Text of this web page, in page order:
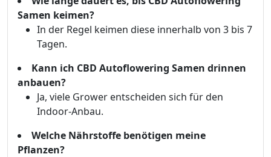
Samen keimen?
In der Regel keimen diese innerhalb von 3 bis 7
Tagen.
Kann ich CBD Autoflowering Samen drinnen
anbauen?
Ja, viele Grower entscheiden sich für den
Indoor-Anbau.
Welche Nährstoffe benötigen meine
Pflanzen?